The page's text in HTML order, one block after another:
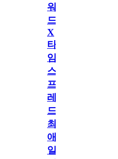
워
드
X
타
임
스
프
레
드]
최
애
일